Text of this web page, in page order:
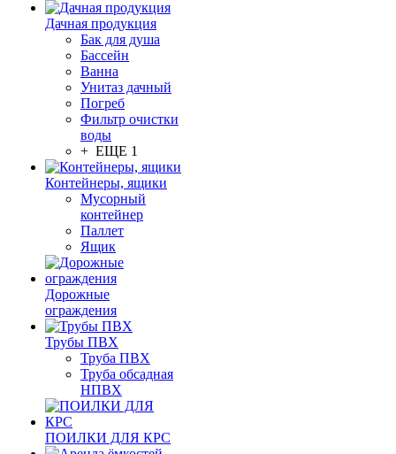
Дачная продукция
Бак для душа
Бассейн
Ванна
Унитаз дачный
Погреб
Фильтр очистки
воды
+ ЕЩЕ 1
Контейнеры, ящики
Мусорный
контейнер
Паллет
Ящик
Дорожные
ограждения
Трубы ПВХ
Труба ПВХ
Труба обсадная
НПВХ
ПОИЛКИ ДЛЯ КРС